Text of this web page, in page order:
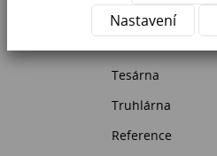
Úvodní strana
Tesárna
Truhlárna
Reference
Nastavení